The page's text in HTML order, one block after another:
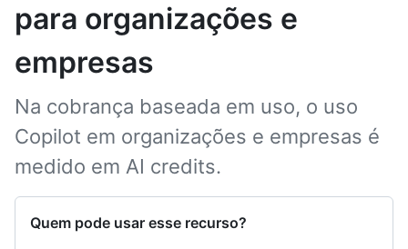
para organizações e
empresas
Na cobrança baseada em uso, o uso
Copilot em organizações e empresas é
medido em AI credits.
Quem pode usar esse recurso?